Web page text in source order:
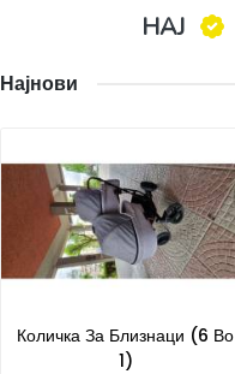
НАЈ
Најнови
Количка За Близнаци (6 Во
1)